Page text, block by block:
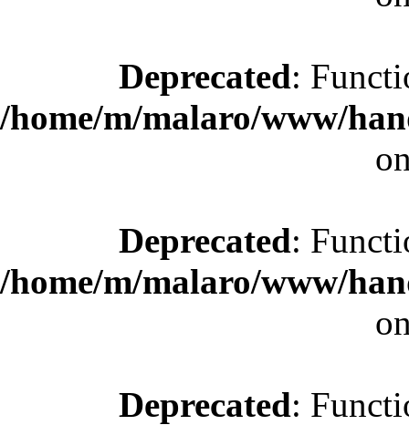
Deprecated:
/home/m/malaro/www/
Deprecated:
/home/m/malaro/www/
Deprecated: